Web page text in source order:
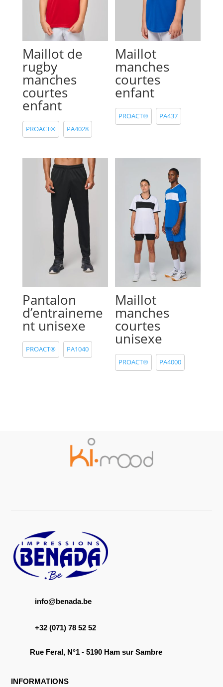
Maillot de
rugby
manches
courtes
enfant
PROACT® PA4028
Maillot
manches
courtes
enfant
PROACT® PA437
Pantalon
d’entraineme
nt unisexe
PROACT® PA1040
Maillot
manches
courtes
unisexe
PROACT® PA4000
info@benada.be
+32 (071) 78 52 52
Rue Feral, N°1 - 5190 Ham sur Sambre
INFORMATIONS